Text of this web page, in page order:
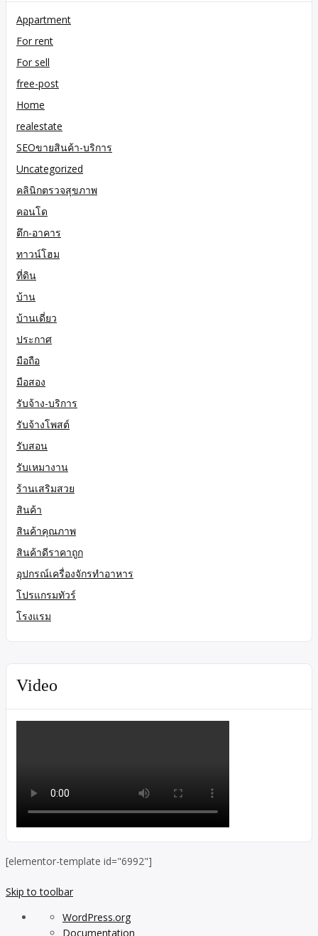
Appartment
For rent
For sell
free-post
Home
realestate
SEOขายสินค้า-บริการ
Uncategorized
คลินิกตรวจสุขภาพ
คอนโด
ตึก-อาคาร
ทาวน์โฮม
ที่ดิน
บ้าน
บ้านเดี่ยว
ประกาศ
มือถือ
มือสอง
รับจ้าง-บริการ
รับจ้างโพสต์
รับสอน
รับเหมางาน
ร้านเสริมสวย
สินค้า
สินค้าคุณภาพ
สินค้าดีราคาถูก
อุปกรณ์เครื่องจักรทำอาหาร
โปรแกรมทัวร์
โรงแรม
Video
[elementor-template id="6992"]
Skip to toolbar
About
WordPress
WordPress.org
Documentation